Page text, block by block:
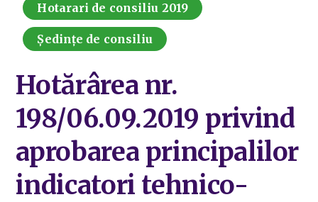
Hotarari de consiliu 2019
Ședințe de consiliu
Hotărârea nr.
198/06.09.2019 privind
aprobarea principalilor
indicatori tehnico-